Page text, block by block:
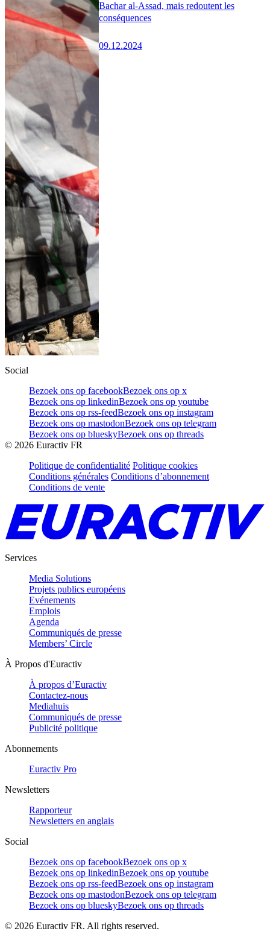
Bachar al-Assad, mais redoutent les
conséquences
09.12.2024
Social
Bezoek ons op facebookBezoek ons op x
Bezoek ons op linkedinBezoek ons op youtube
Bezoek ons op rss-feedBezoek ons op instagram
Bezoek ons op mastodonBezoek ons op telegram
Bezoek ons op blueskyBezoek ons op threads
© 2026 Euractiv FR
Politique de confidentialité Politique cookies
Conditions générales Conditions d’abonnement
Conditions de vente
Services
Media Solutions
Projets publics européens
Evénements
Emplois
Agenda
Communiqués de presse
Members’ Circle
À Propos d'Euractiv
À propos d’Euractiv
Contactez-nous
Mediahuis
Communiqués de presse
Publicité politique
Abonnements
Euractiv Pro
Newsletters
Rapporteur
Newsletters en anglais
Social
Bezoek ons op facebookBezoek ons op x
Bezoek ons op linkedinBezoek ons op youtube
Bezoek ons op rss-feedBezoek ons op instagram
Bezoek ons op mastodonBezoek ons op telegram
Bezoek ons op blueskyBezoek ons op threads
© 2026 Euractiv FR. All rights reserved.